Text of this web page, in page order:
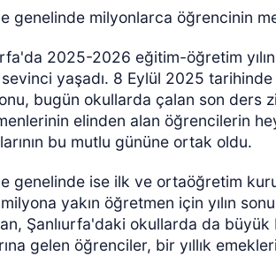
genelinde milyonlarca öğrencinin
2025-2026 eğitim-öğretim
yaşadı. 8 Eylül 2025
bugün okullarda çalan son ders
elinden alan öğrencilerin
bu mutlu gününe ortak oldu.
genelinde ise ilk ve ortaöğretim
yakın öğretmen için yılın
Şanlıurfa'daki okullarda da büyük
gelen öğrenciler, bir yıllık